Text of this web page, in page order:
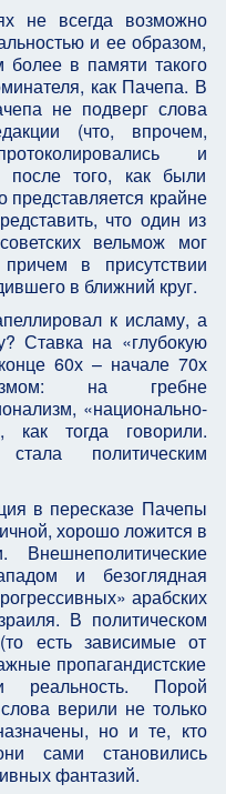
не всегда возможно
и ее образом,
в памяти такого
как Пачепа. В
не подверг слова
(что, впрочем,
и
после того, как были
представляется крайне
что один из
вельмож мог
в присутствии
в ближний круг.
к исламу, а
Ставка на «глубокую
60­х – начале 70­х
на гребне
«национально-
как тогда говорили.
стала политическим
в пересказе Пачепы
хорошо ложится в
и безоглядная
арабских
В политическом
есть зависимые от
пропагандистские
реальность. Порой
верили не только
но и те, кто
сами становились
фантазий.